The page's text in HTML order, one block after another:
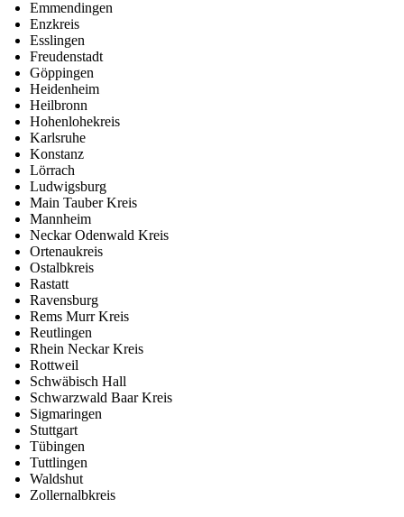
Emmendingen
Enzkreis
Esslingen
Freudenstadt
Göppingen
Heidenheim
Heilbronn
Hohenlohekreis
Karlsruhe
Konstanz
Lörrach
Ludwigsburg
Main Tauber Kreis
Mannheim
Neckar Odenwald Kreis
Ortenaukreis
Ostalbkreis
Rastatt
Ravensburg
Rems Murr Kreis
Reutlingen
Rhein Neckar Kreis
Rottweil
Schwäbisch Hall
Schwarzwald Baar Kreis
Sigmaringen
Stuttgart
Tübingen
Tuttlingen
Waldshut
Zollernalbkreis